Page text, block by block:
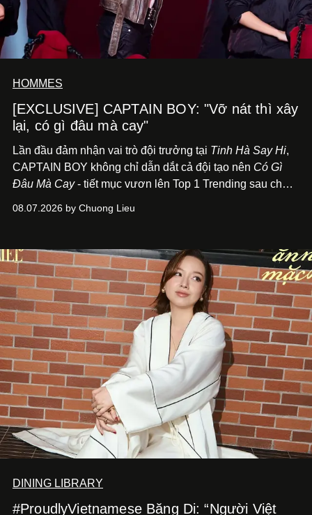
HOMMES
[EXCLUSIVE] CAPTAIN BOY: "Vỡ nát thì xây
lại, có gì đâu mà cay"
Lần đầu đảm nhận vai trò đội trưởng tại Tinh Hà Say Hi,
CAPTAIN BOY không chỉ dẫn dắt cả đội tạo nên Có Gì
Đâu Mà Cay- tiết mục vươn lên Top 1 Trending sau chưa
để lắng nghe, kết nối và tin tưởng đồng đội. Với nam
trình trở thành một producer thực thụ.
08.07.2026 by Chuong Lieu
DINING LIBRARY
#ProudlyVietnamese Băng Di: “Người Việt